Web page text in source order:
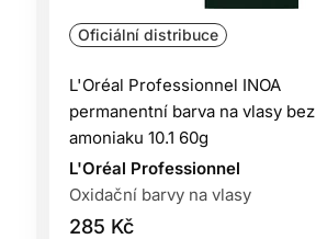
Oficiální distribuce
L'Oréal Professionnel INOA
permanentní barva na vlasy bez
amoniaku 10.1 60g
L'Oréal Professionnel
Oxidační barvy na vlasy
285 Kč